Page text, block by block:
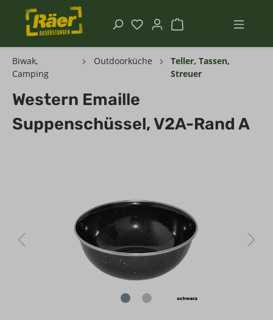
Biwak,
Camping
Outdoorküche
Teller, Tassen,
Streuer
Western Emaille
Suppenschüssel, V2A-Rand A